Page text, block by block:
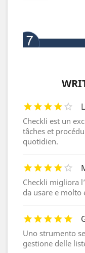
Checkli est un
tâches et
quotidien.
Checkli migliora
da usare e molto
Uno strumento
gestione delle